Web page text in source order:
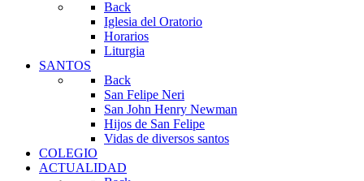
Back
Iglesia del Oratorio
Horarios
Liturgia
SANTOS
Back
San Felipe Neri
San John Henry Newman
Hijos de San Felipe
Vidas de diversos santos
COLEGIO
ACTUALIDAD